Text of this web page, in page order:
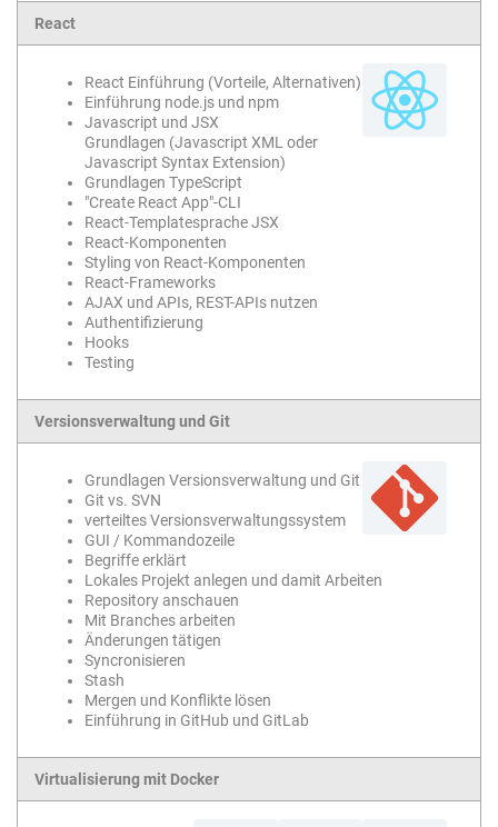
React
React Einführung (Vorteile, Alternativen)
Einführung node.js und npm
Javascript und JSX
Grundlagen (Javascript XML oder
Javascript Syntax Extension)
Grundlagen TypeScript
"Create React App"-CLI
React-Templatesprache JSX
React-Komponenten
Styling von React-Komponenten
React-Frameworks
AJAX und APIs, REST-APIs nutzen
Authentifizierung
Hooks
Testing
Versionsverwaltung und Git
Grundlagen Versionsverwaltung und Git
Git vs. SVN
verteiltes Versionsverwaltungssystem
GUI / Kommandozeile
Begriffe erklärt
Lokales Projekt anlegen und damit Arbeiten
Repository anschauen
Mit Branches arbeiten
Änderungen tätigen
Syncronisieren
Stash
Mergen und Konflikte lösen
Einführung in GitHub und GitLab
Virtualisierung mit Docker